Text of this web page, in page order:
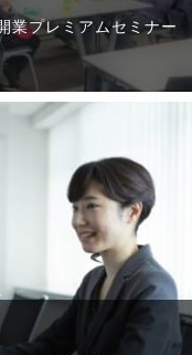
業プレミアムセミナー